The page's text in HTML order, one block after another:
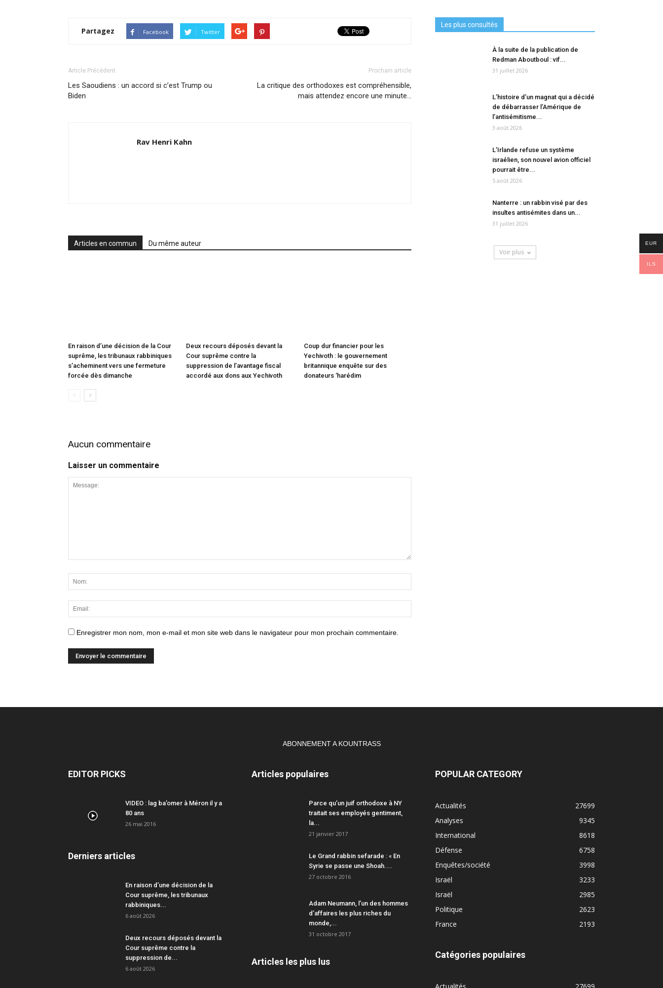
Partagez Facebook Twitter
Article Précédent
Les Saoudiens : un accord si c’est Trump ou
Biden
Prochain article
La critique des orthodoxes est compréhensible,
mais attendez encore une minute…
Rav Henri Kahn
Articles en commun Du même auteur
En raison d’une décision de la Cour
suprême, les tribunaux rabbiniques
s’acheminent vers une fermeture
forcée dès dimanche
Deux recours déposés devant la
Cour suprême contre la
suppression de l’avantage fiscal
accordé aux dons aux Yechivoth
Coup dur financier pour les
Yechivoth : le gouvernement
britannique enquête sur des
donateurs ‘harédim
Aucun commentaire
Laisser un commentaire
Enregistrer mon nom, mon e-mail et mon site web dans le navigateur pour mon prochain commentaire.
Les plus consultés
À la suite de la publication de
Redman Aboutboul : vif...
31 juillet 2026
L’histoire d’un magnat qui a décidé
de débarrasser l’Amérique de
l’antisémitisme...
3 août 2026
L’Irlande refuse un système
israélien, son nouvel avion officiel
pourrait être...
5 août 2026
Nanterre : un rabbin visé par des
insultes antisémites dans un...
31 juillet 2026
Voir plus
ABONNEMENT A KOUNTRASS
EDITOR PICKS
VIDEO : lag ba’omer à Méron il y a
80 ans
26 mai 2016
Derniers articles
En raison d’une décision de la
Cour suprême, les tribunaux
rabbiniques...
6 août 2026
Deux recours déposés devant la
Cour suprême contre la
suppression de...
6 août 2026
Articles populaires
Parce qu’un juif orthodoxe à NY
traitait ses employés gentiment,
la...
21 janvier 2017
Le Grand rabbin sefarade : « En
Syrie se passe une Shoah....
27 octobre 2016
Adam Neumann, l’un des hommes
d’affaires les plus riches du
monde,...
31 octobre 2017
Articles les plus lus
POPULAR CATEGORY
Actualités
27699
Analyses
9345
International
8618
Défense
6758
Enquêtes/société
3998
Israël
3233
Israël
2985
Politique
2623
France
2193
Catégories populaires
EUR
ILS